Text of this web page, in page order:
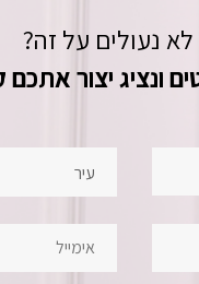
לא נעולים על זה?
ונציג יצור
עיר